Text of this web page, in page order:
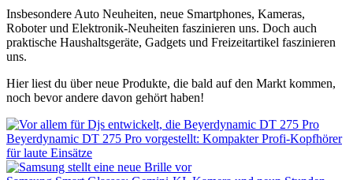
Insbesondere Auto Neuheiten, neue Smartphones, Kameras,
Roboter und Elektronik-Neuheiten faszinieren uns. Doch auch
praktische Haushaltsgeräte, Gadgets und Freizeitartikel faszinieren
uns.
Hier liest du über neue Produkte, die bald auf den Markt kommen,
noch bevor andere davon gehört haben!
Beyerdynamic DT 275 Pro vorgestellt: Kompakter Profi-Kopfhörer
für laute Einsätze